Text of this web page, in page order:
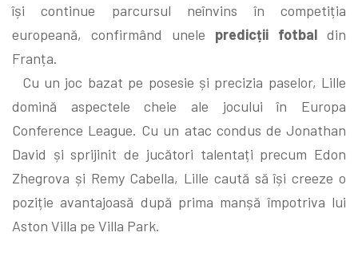
își continue parcursul neînvins în competiția
europeană, confirmând unele predicții fotbal din
Franța.
Cu un joc bazat pe posesie și precizia paselor, Lille
domină aspectele cheie ale jocului în Europa
Conference League. Cu un atac condus de Jonathan
David și sprijinit de jucători talentați precum Edon
Zhegrova și Remy Cabella, Lille caută să își creeze o
poziție avantajoasă după prima manșă împotriva lui
Aston Villa pe Villa Park.